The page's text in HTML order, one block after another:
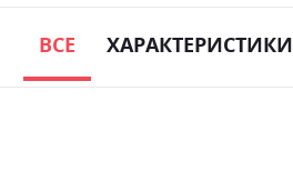
ВСЕ ХАРАКТЕРИСТИКИ